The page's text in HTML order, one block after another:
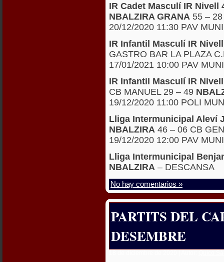
IR Cadet Masculí IR Nivell
NBALZIRA GRANA 55 –
20/12/2020 11:30 PAV
IR Infantil Masculí IR
GASTRO BAR LA PLAZA
17/01/2021 10:00 PAV
IR Infantil Masculí IR
CB MANUEL 29 – 49
19/12/2020 11:00 POLI
Lliga Intermunicipal Aleví
NBALZIRA 46 – 06 CB
19/12/2020 12:00 PAV
Lliga Intermunicipal
NBALZIRA – DESCANSA
No hay comentarios »
PARTITS DEL
DESEMBRE